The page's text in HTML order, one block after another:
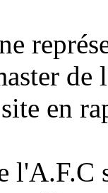
en
l'A.F.C